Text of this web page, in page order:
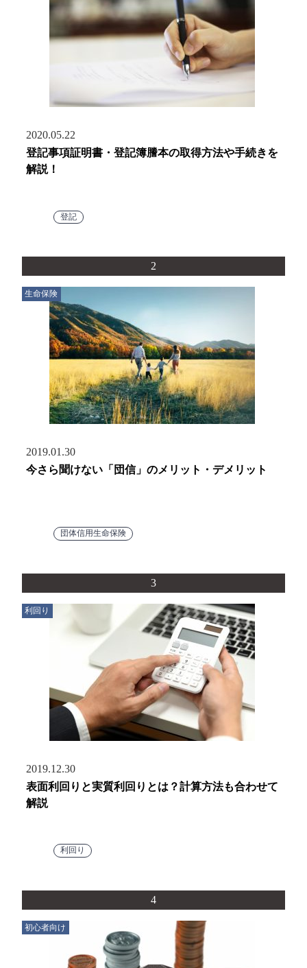
2020.05.22
登記事項証明書・登記簿謄本の取得方法や手続きを
解説！
登記
2
生命保険
2019.01.30
今さら聞けない「団信」のメリット・デメリット
団体信用生命保険
3
利回り
2019.12.30
表面利回りと実質利回りとは？計算方法も合わせて
解説
利回り
4
初心者向け